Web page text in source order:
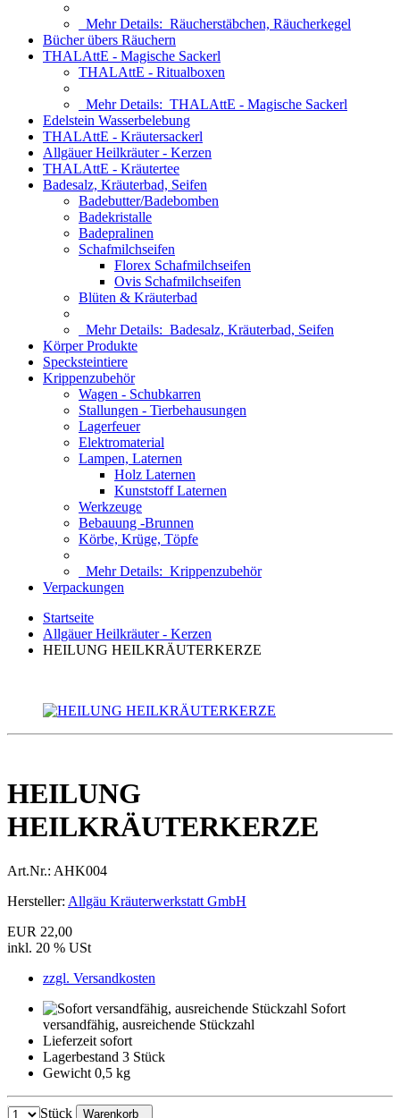
Mehr Details: Räucherstäbchen, Räucherkegel
Bücher übers Räuchern
THALAttE - Magische Sackerl
THALAttE - Ritualboxen
Mehr Details: THALAttE - Magische Sackerl
Edelstein Wasserbelebung
THALAttE - Kräutersackerl
Allgäuer Heilkräuter - Kerzen
THALAttE - Kräutertee
Badesalz, Kräuterbad, Seifen
Badebutter/Badebomben
Badekristalle
Badepralinen
Schafmilchseifen
Florex Schafmilchseifen
Ovis Schafmilchseifen
Blüten & Kräuterbad
Mehr Details: Badesalz, Kräuterbad, Seifen
Körper Produkte
Specksteintiere
Krippenzubehör
Wagen - Schubkarren
Stallungen - Tierbehausungen
Lagerfeuer
Elektromaterial
Lampen, Laternen
Holz Laternen
Kunststoff Laternen
Werkzeuge
Bebauung -Brunnen
Körbe, Krüge, Töpfe
Mehr Details: Krippenzubehör
Verpackungen
Startseite
Allgäuer Heilkräuter - Kerzen
HEILUNG HEILKRÄUTERKERZE
HEILUNG
HEILKRÄUTERKERZE
Art.Nr.: AHK004
Hersteller: Allgäu Kräuterwerkstatt GmbH
EUR 22,00
inkl. 20 % USt
zzgl. Versandkosten
Sofort
versandfähig, ausreichende Stückzahl
Lieferzeit sofort
Lagerbestand 3 Stück
Gewicht 0,5 kg
Stück Warenkorb